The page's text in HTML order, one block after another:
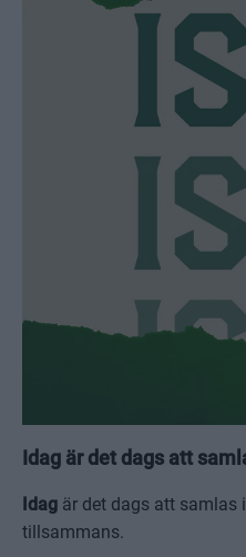
Idag är det dags att
Idag är det dags att samlas
tillsammans.